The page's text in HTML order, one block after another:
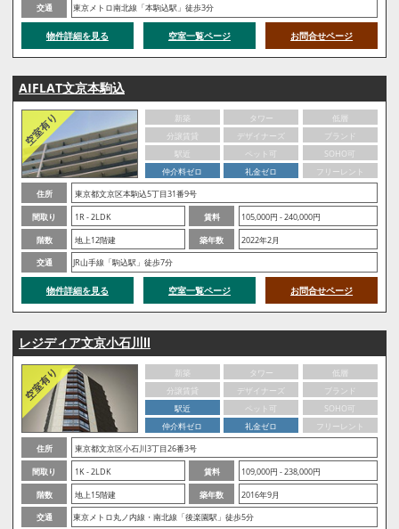
交通
東京メトロ南北線「本駒込駅」徒歩3分
物件詳細を見る 空室一覧ページ お問合せページ
AIFLAT文京本駒込
新築 タワー
低層
分譲賃貸
デザイナーズ
ブランド
駅近
ペット可
SOHO可
仲介料ゼロ
礼金ゼロ
フリーレント
住所
東京都文京区本駒込5丁目31番9号
間取り
1R - 2LDK 賃料
105,000円 - 240,000円
階数
地上12階建 築年数
2022年2月
交通
JR山手線「駒込駅」徒歩7分
物件詳細を見る 空室一覧ページ お問合せページ
レジディア文京小石川Ⅱ
新築 タワー
低層
分譲賃貸
デザイナーズ
ブランド
駅近
ペット可
SOHO可
仲介料ゼロ
礼金ゼロ
フリーレント
住所
東京都文京区小石川3丁目26番3号
間取り
1K - 2LDK 賃料
109,000円 - 238,000円
階数
地上15階建 築年数
2016年9月
交通
東京メトロ丸ノ内線・南北線「後楽園駅」徒歩5分